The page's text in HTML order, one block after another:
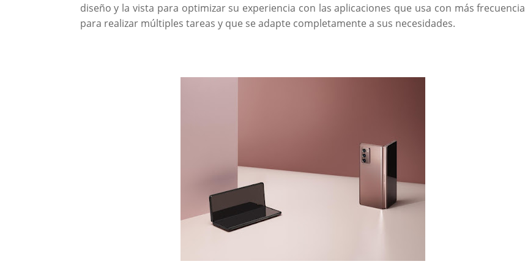
diseño y la vista para optimizar su experiencia con las aplicaciones que usa con más frecuencia
para realizar múltiples tareas y que se adapte completamente a sus necesidades.